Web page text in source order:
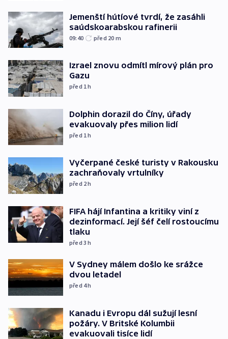
Jemenští hútíové tvrdí, že zasáhli
saúdskoarabskou rafinerii
09:40 před 20 m
Izrael znovu odmítl mírový plán pro
Gazu
před 1h
Dolphin dorazil do Číny, úřady
evakuovaly přes milion lidí
před 1h
Vyčerpané české turisty v Rakousku
zachraňovaly vrtulníky
před 2h
FIFA hájí Infantina a kritiky viní z
dezinformací. Její šéf čelí rostoucímu
tlaku
před 3h
V Sydney málem došlo ke srážce
dvou letadel
před 4h
Kanadu i Evropu dál sužují lesní
požáry. V Britské Kolumbii
evakuovali tisíce lidí